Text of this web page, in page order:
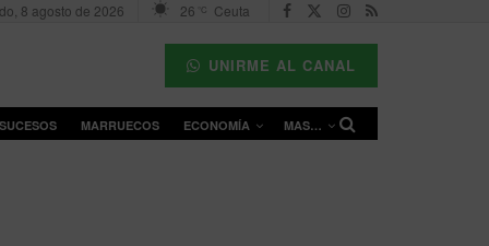
8 agosto de 2026 26 °C Ceuta
UNIRME AL CANAL
MARRUECOS ECONOMÍA MAS…